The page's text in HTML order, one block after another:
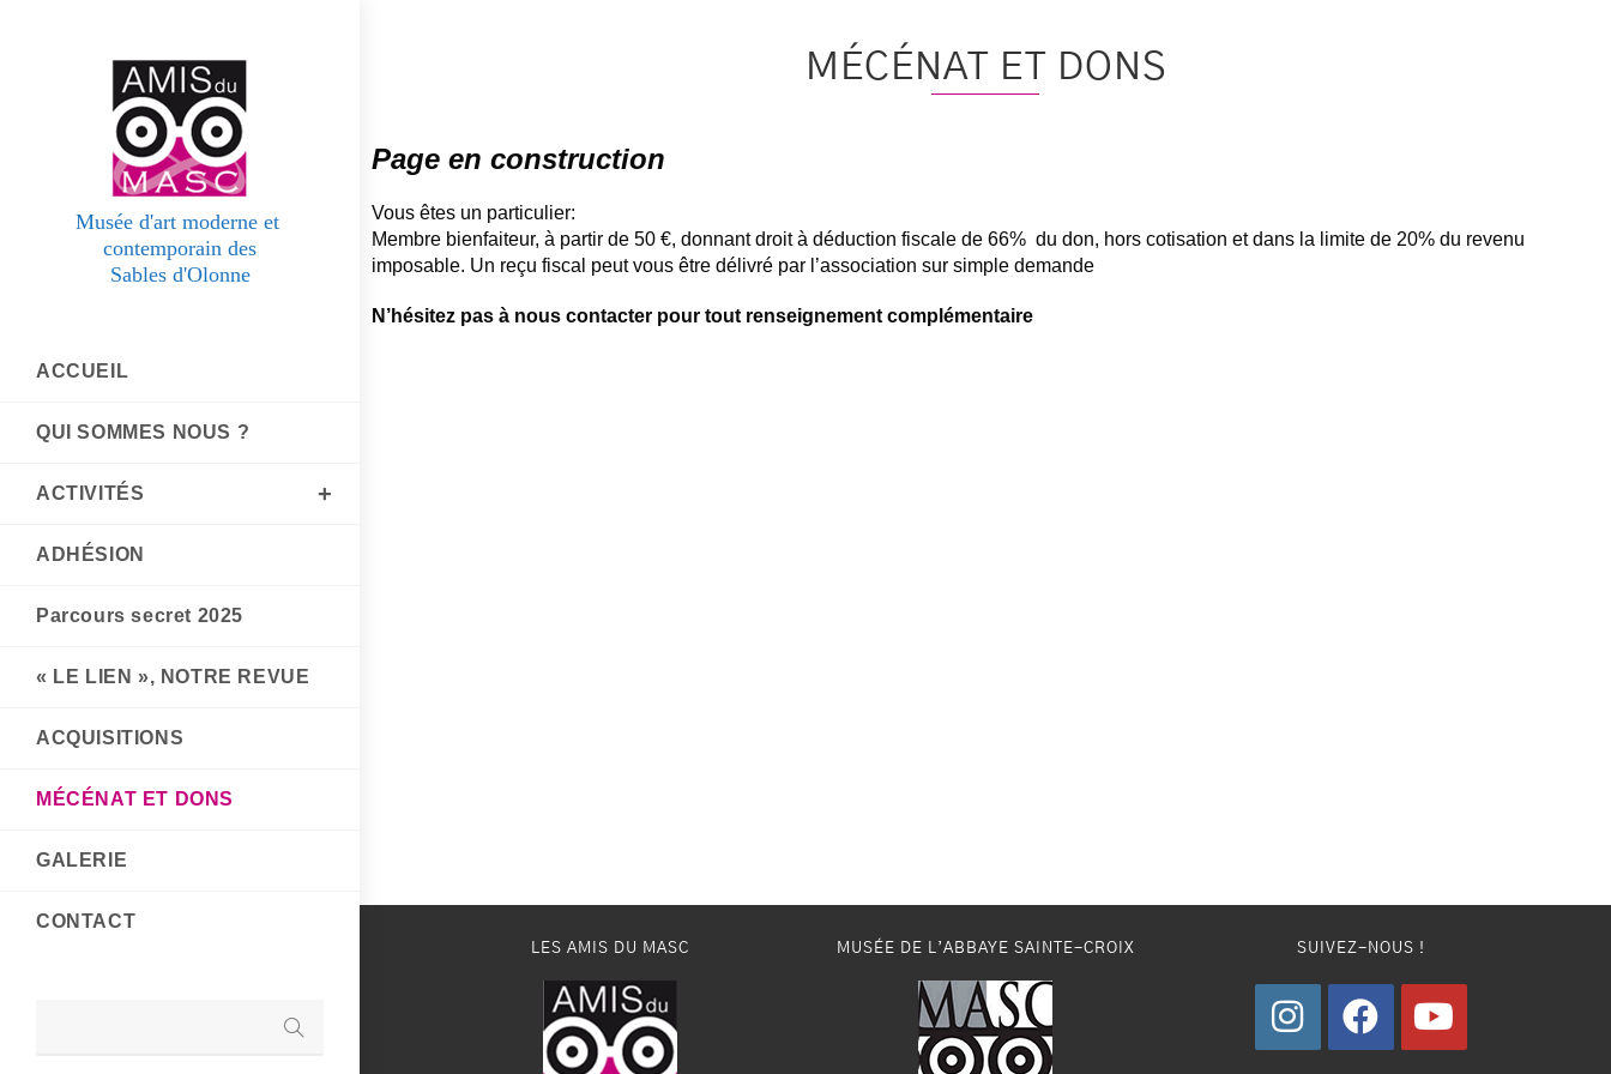
ACCUEIL
QUI SOMMES NOUS ?
ACTIVITÉS
ADHÉSION
Parcours secret 2025
« LE LIEN », NOTRE REVUE
ACQUISITIONS
MÉCÉNAT ET DONS
GALERIE
CONTACT
MÉCÉNAT ET DONS
Page en construction
Vous êtes un particulier:
Membre bienfaiteur, à partir de 50 €, donnant droit à déduction fiscale de 66% du don, hors cotisation et dans la limite de 20% du revenu
imposable. Un reçu fiscal peut vous être délivré par l’association sur simple demande
N’hésitez pas à nous contacter pour tout renseignement complémentaire
LES AMIS DU MASC MUSÉE DE L’ABBAYE SAINTE-CROIX SUIVEZ-NOUS !